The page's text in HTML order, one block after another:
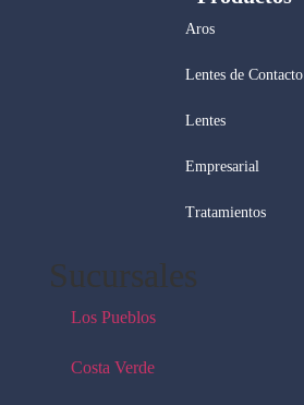
Aros
Lentes de Contacto
Lentes
Empresarial
Tratamientos
Sucursales
Los Pueblos
Costa Verde